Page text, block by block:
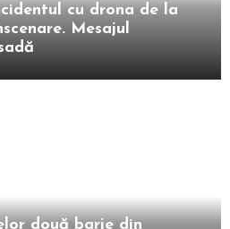
cu drona de la
Mesajul
două barje din